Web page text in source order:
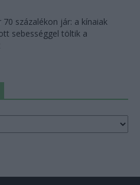
70 százalékon jár: a kínaiak
sebességgel töltik a